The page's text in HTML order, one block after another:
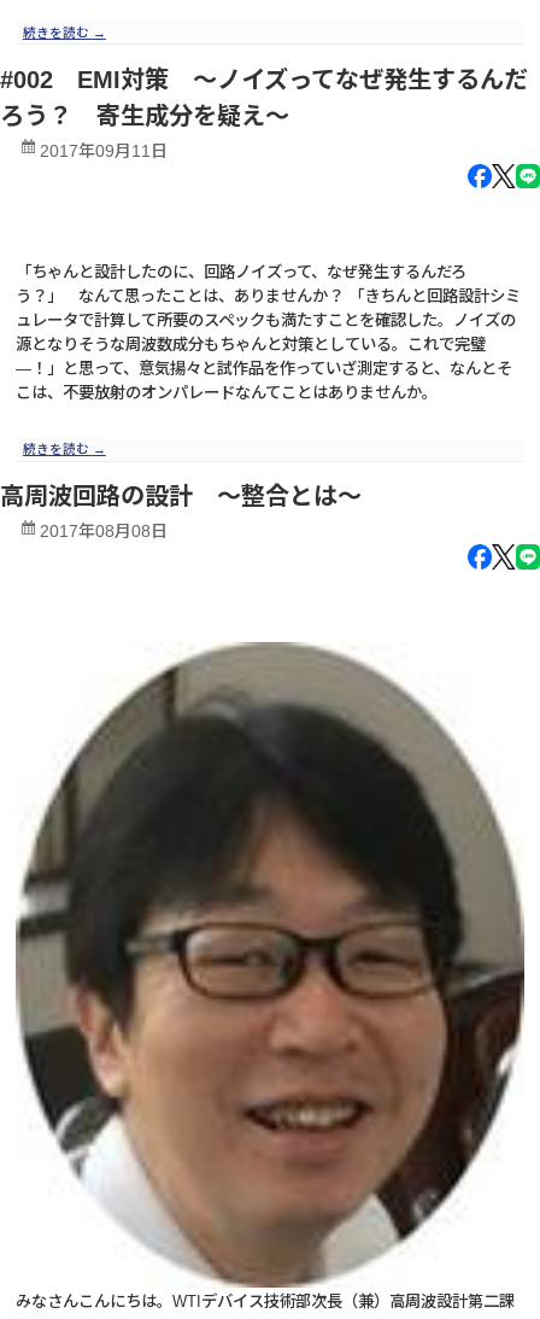
続きを読む →
#002 EMI対策 ～ノイズってなぜ発生するんだ
ろう？ 寄生成分を疑え～
2017年09月11日
「ちゃんと設計したのに、回路ノイズって、なぜ発生するんだろ
う？」 なんて思ったことは、ありませんか？ 「きちんと回路設計シミ
ュレータで計算して所要のスペックも満たすことを確認した。ノイズの
源となりそうな周波数成分もちゃんと対策としている。これで完璧
―！」と思って、意気揚々と試作品を作っていざ測定すると、なんとそ
こは、不要放射のオンパレードなんてことはありませんか。
続きを読む →
高周波回路の設計 ～整合とは～
2017年08月08日
みなさんこんにちは。WTIデバイス技術部次長（兼）高周波設計第二課